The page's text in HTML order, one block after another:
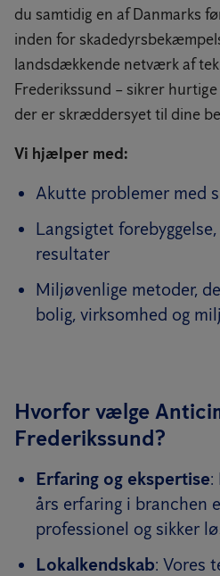
du samtidig en af Danmarks
inden for
landsdækkende netværk af
Frederikssund – sikrer
der er skræddersyet til dine
Vi hjælper med:
Akutte problemer med
Langsigtet
resultater
Miljøvenlige metoder,
bolig, virksomhed og
Hvorfor vælge
Frederikssund?
Erfaring og ekspertise:
års erfaring i branchen
professionel og sikker
Lokalkendskab: Vores